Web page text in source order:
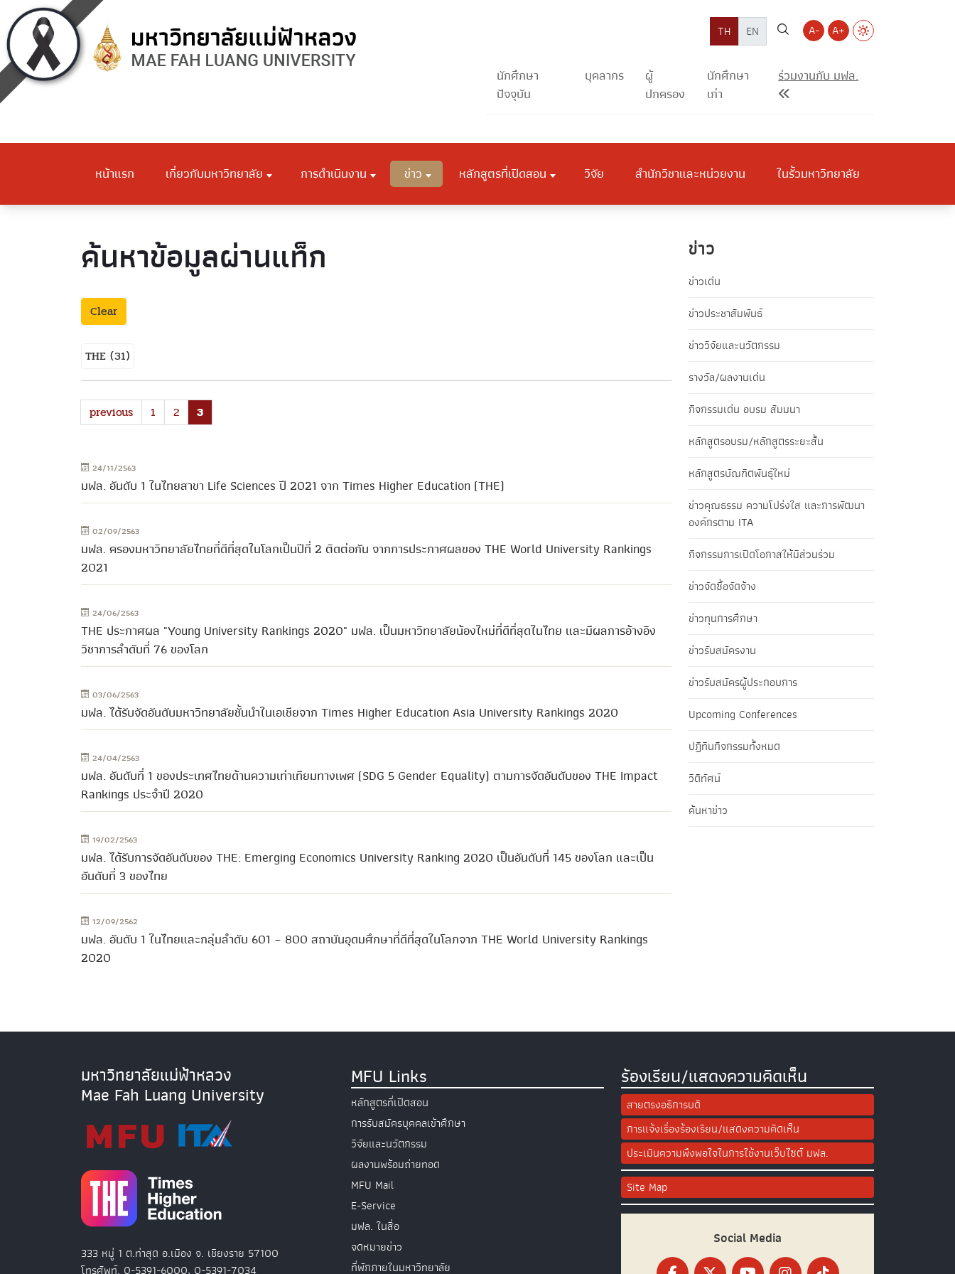
TH EN A- A+
นักศึกษา
ปัจจุบัน
บุคลากร
ผู้
ปกครอง
นักศึกษา
เก่า
ร่วมงานกับ มฟล.
หน้าแรก เกี่ยวกับมหาวิทยาลัย การดำเนินงาน ข่าว หลักสูตรที่เปิดสอน วิจัย สำนักวิชาและหน่วยงาน ในรั้วมหาวิทยาลัย
ค้นหาข้อมูลผ่านแท็ก
Clear
THE (31)
previous 1 2 3
24/11/2563
มฟล. อันดับ 1 ในไทยสาขา Life Sciences ปี 2021 จาก Times Higher Education (THE)
02/09/2563
มฟล. ครองมหาวิทยาลัยไทยที่ดีที่สุดในโลกเป็นปีที่ 2 ติดต่อกัน จากการประกาศผลของ THE World University Rankings
2021
24/06/2563
THE ประกาศผล "Young University Rankings 2020" มฟล. เป็นมหาวิทยาลัยน้องใหม่ที่ดีที่สุดในไทย และมีผลการอ้างอิง
วิชาการลำดับที่ 76 ของโลก
03/06/2563
มฟล. ได้รับจัดอันดับมหาวิทยาลัยชั้นนำในเอเชียจาก Times Higher Education Asia University Rankings 2020
24/04/2563
มฟล. อันดับที่ 1 ของประเทศไทยด้านความเท่าเทียมทางเพศ (SDG 5 Gender Equality) ตามการจัดอันดับของ THE Impact
Rankings ประจำปี 2020
19/02/2563
มฟล. ได้รับการจัดอันดับของ THE: Emerging Economics University Ranking 2020 เป็นอันดับที่ 145 ของโลก และเป็น
อันดับที่ 3 ของไทย
12/09/2562
มฟล. อันดับ 1 ในไทยและกลุ่มลำดับ 601 – 800 สถาบันอุดมศึกษาที่ดีที่สุดในโลกจาก THE World University Rankings
2020
ข่าว
ข่าวเด่น
ข่าวประชาสัมพันธ์
ข่าววิจัยและนวัตกรรม
รางวัล/ผลงานเด่น
กิจกรรมเด่น อบรม สัมมนา
หลักสูตรอบรม/หลักสูตรระยะสั้น
หลักสูตรบัณฑิตพันธุ์ใหม่
ข่าวคุณธรรม ความโปร่งใส และการพัฒนา
องค์กรตาม ITA
กิจกรรมการเปิดโอกาสให้มีส่วนร่วม
ข่าวจัดซื้อจัดจ้าง
ข่าวทุนการศึกษา
ข่าวรับสมัครงาน
ข่าวรับสมัครผู้ประกอบการ
Upcoming Conferences
ปฏิทินกิจกรรมทั้งหมด
วิดีทัศน์
ค้นหาข่าว
มหาวิทยาลัยแม่ฟ้าหลวง
Mae Fah Luang University
333 หมู่ 1 ต.ท่าสุด อ.เมือง จ. เชียงราย 57100
โทรศัพท์. 0-5391-6000, 0-5391-7034
MFU Links
หลักสูตรที่เปิดสอน
การรับสมัครบุคคลเข้าศึกษา
วิจัยและนวัตกรรม
ผลงานพร้อมถ่ายทอด
MFU Mail
E-Service
มฟล. ในสื่อ
จดหมายข่าว
ที่พักภายในมหาวิทยาลัย
ร้องเรียน/แสดงความคิดเห็น
สายตรงอธิการบดี
การแจ้งเรื่องร้องเรียน/แสดงความคิดเห็น
ประเมินความพึงพอใจในการใช้งานเว็บไซต์ มฟล.
Site Map
Social Media